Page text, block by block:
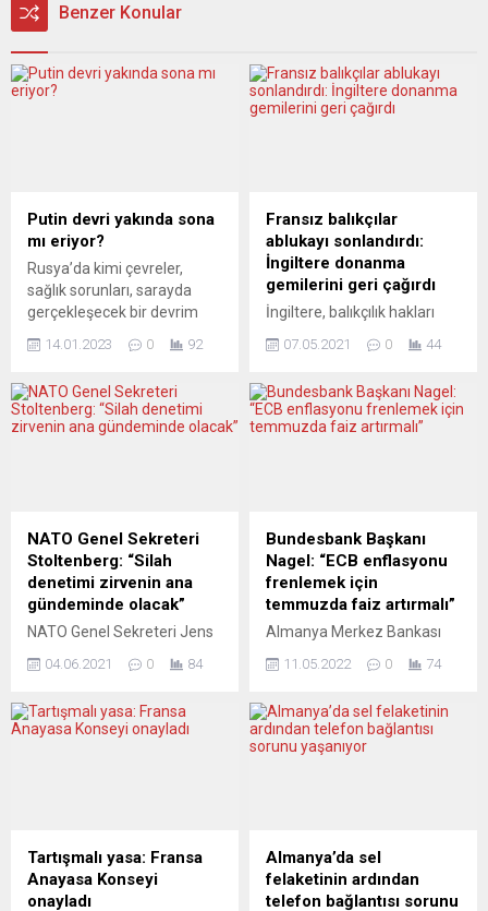
Benzer Konular
Putin devri yakında sona
mı eriyor?
Rusya’da kimi çevreler,
sağlık sorunları, sarayda
gerçekleşecek bir devrim
saldırı savaşında alınacak bir
Putin’in yakın zaman içinde
devrilmesini 2023 için
görünen devrinin sona erip
ermeyeceği sorusuna yanıt
arıyor. MOİSE.RO
(Romanya) SEÇENEĞİ
KALMADI...
14.01.2023 0 92
Fransız balıkçılar
ablukayı sonlandırdı:
İngiltere donanma
gemilerini geri çağırdı
İngiltere, balıkçılık hakları
yaşayan Jersey Adası’na
donanma gemilerini, Fransız
balıkçıların ablukasının
teknelerinin Jersey
civarından ayrılmasından
memnun olunduğu belirtildi.
“Durumun şimdilik
alındığında Kraliyet
Donanması Açık Deniz
07.05.2021 0 44
NATO Genel Sekreteri
Stoltenberg: “Silah
denetimi zirvenin ana
gündeminde olacak”
NATO Genel Sekreteri Jens
Belçika’nın başkenti
zirvenin ve akabinde ABD ve
Rusya liderleri arasında
Sekreteri Stoltenberg,
Litvanya Başbakanı Ingrida
Simonyte ile NATO’nun
04.06.2021 0 84
Bundesbank Başkanı
Nagel: “ECB enflasyonu
frenlemek için
temmuzda faiz artırmalı”
Almanya Merkez Bankası
Joachim Nagel, Avrupa
yüksek enflasyonun kalıcı
olmasını önlemek için
Birliği (NABE) ve Deutsche
Bundesbank tarafından
Almanya’nın Eltville am
11.05.2022 0 74
Tartışmalı yasa: Fransa
Anayasa Konseyi
onayladı
Almanya’da sel
felaketinin ardından
telefon bağlantısı sorunu